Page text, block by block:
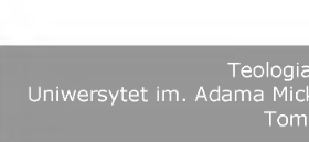
Uniwersytet  im.  Adama